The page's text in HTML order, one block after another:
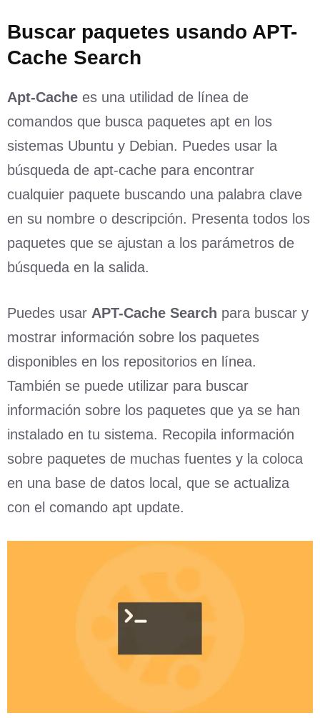
Buscar paquetes usando APT-
Cache Search
Apt-Cache es una utilidad de línea de
comandos que busca paquetes apt en los
sistemas Ubuntu y Debian. Puedes usar la
búsqueda de apt-cache para encontrar
cualquier paquete buscando una palabra clave
en su nombre o descripción. Presenta todos los
paquetes que se ajustan a los parámetros de
búsqueda en la salida.
Puedes usar APT-Cache Search para buscar y
mostrar información sobre los paquetes
disponibles en los repositorios en línea.
También se puede utilizar para buscar
información sobre los paquetes que ya se han
instalado en tu sistema. Recopila información
sobre paquetes de muchas fuentes y la coloca
en una base de datos local, que se actualiza
con el comando apt update.